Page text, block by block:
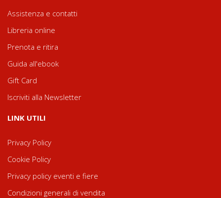
Assistenza e contatti
Libreria online
Prenota e ritira
Guida all'ebook
Gift Card
Iscriviti alla Newsletter
LINK UTILI
Privacy Policy
Cookie Policy
Privacy policy eventi e fiere
Condizioni generali di vendita